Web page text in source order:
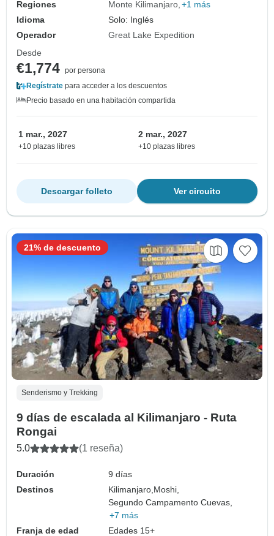
Regiones
Monte Kilimanjaro +1 más
Idioma
Solo: Inglés
Operador
Great Lake Expedition
Desde
€1,774 por persona
Regístrate para acceder a los descuentos
Precio basado en una habitación compartida
1 mar., 2027
+10 plazas libres
2 mar., 2027
+10 plazas libres
Ver circuito
Descargar folleto
Senderismo y Trekking
9 días de escalada al Kilimanjaro - Ruta
Rongai
5.0 (1 reseña)
Duración
9 días
Destinos
Kilimanjaro, Moshi,
Segundo Campamento Cuevas,
+7 más
Franja de edad
Edades 15+
21% de descuento